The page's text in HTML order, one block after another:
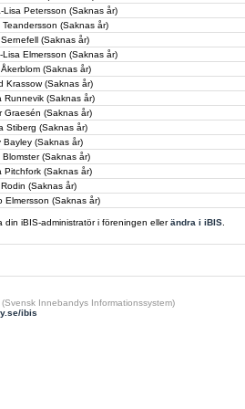
Lisa Petersson (Saknas år)
Teandersson (Saknas år)
(Saknas år)
Lisa Elmersson (Saknas år)
(Saknas år)
Krassow (Saknas år)
Runnevik (Saknas år)
Graesén (Saknas år)
Stiberg (Saknas år)
Bayley (Saknas år)
Blomster (Saknas år)
Pitchfork (Saknas år)
(Saknas år)
Elmersson (Saknas år)
iBIS-administratör i föreningen ellerändra i iBIS
Innebandys Informationssystem)
ibis